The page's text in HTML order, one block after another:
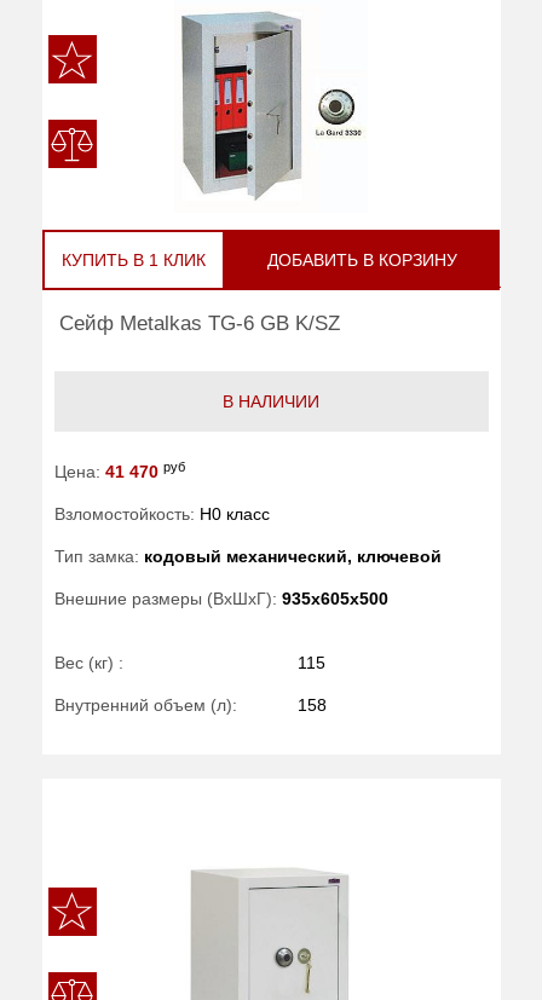
КУПИТЬ В 1 КЛИК ДОБАВИТЬ В КОРЗИНУ
Сейф Metalkas TG-6 GB K/SZ
В НАЛИЧИИ
Цена: 41 470 руб
Взломостойкость: H0 класс
Тип замка: кодовый механический, ключевой
Внешние размеры (ВхШхГ): 935x605x500
Вес (кг) : 115
Внутренний объем (л): 158